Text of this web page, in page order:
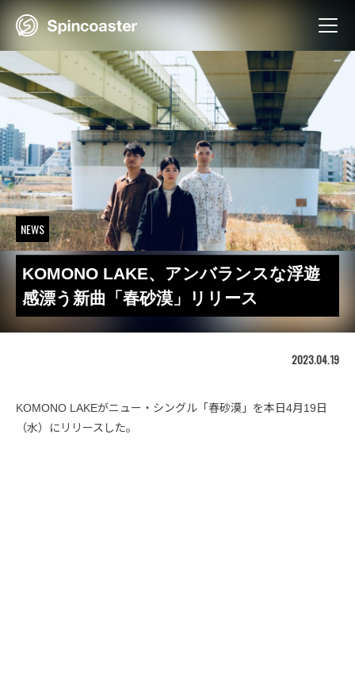
Skip
NEWS
KOMONO LAKE、アンバランスな浮遊
感漂う新曲「春砂漠」リリース
2023.04.19
KOMONO LAKEがニュー・シングル「春砂漠」を本日4月19日
（水）にリリースした。